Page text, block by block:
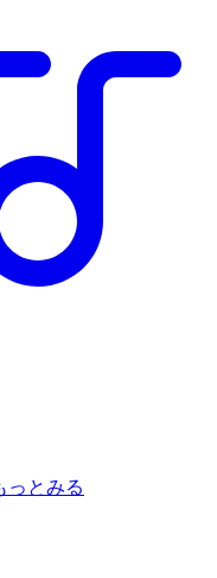
っとみる